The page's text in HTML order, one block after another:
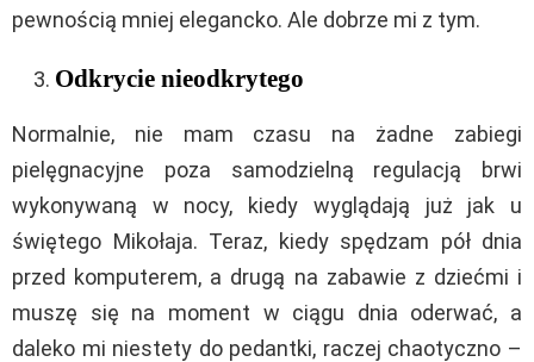
pewnością mniej elegancko. Ale dobrze mi z tym.
Odkrycie nieodkrytego
Normalnie, nie mam czasu na żadne zabiegi
pielęgnacyjne poza samodzielną regulacją brwi
wykonywaną w nocy, kiedy wyglądają już jak u
świętego Mikołaja. Teraz, kiedy spędzam pół dnia
przed komputerem, a drugą na zabawie z dziećmi i
muszę się na moment w ciągu dnia oderwać, a
daleko mi niestety do pedantki, raczej chaotyczno –